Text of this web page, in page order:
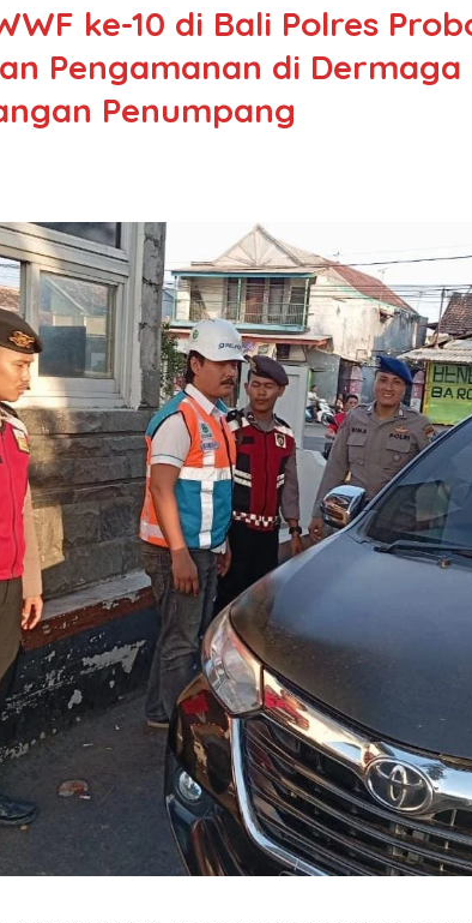
ke-10 di Bali Polres
Pengamanan di Dermaga
Penumpang